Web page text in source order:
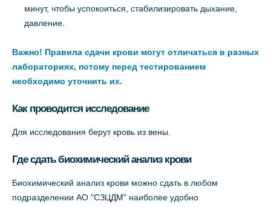
минут, чтобы успокоиться, стабилизировать дыхание,
давление.
Важно! Правила сдачи крови могут отличаться в разных
лабораториях, потому перед тестированием
необходимо уточнить их.
Как проводится исследование
Для исследования берут кровь из вены.
Где сдать биохимический анализ крови
Биохимический анализ крови можно сдать в любом
подразделении АО "СЗЦДМ" наиболее удобно